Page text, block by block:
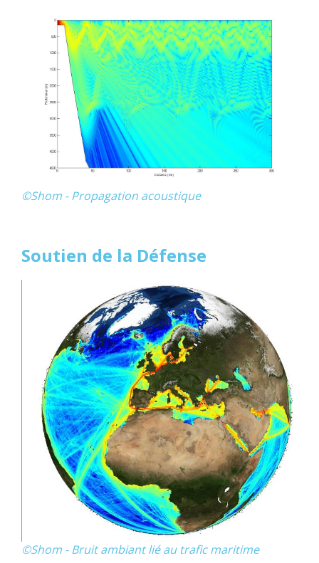
©Shom - Propagation acoustique
Soutien de la Défense
©Shom - Bruit ambiant lié au trafic maritime